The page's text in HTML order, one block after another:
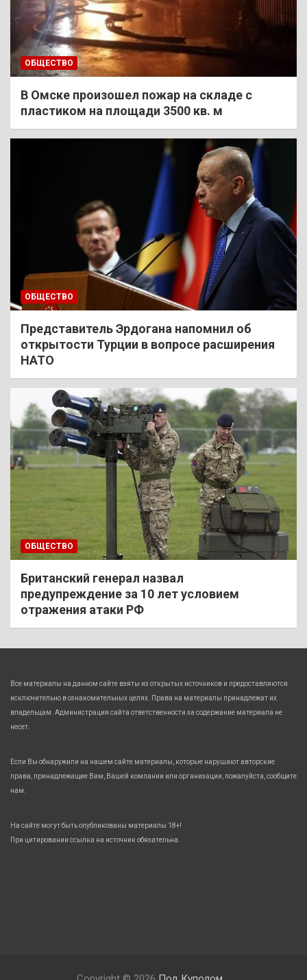
ОБЩЕСТВО
В Омске произошел пожар на складе с
пластиком на площади 3500 кв. м
ОБЩЕСТВО
Представитель Эрдогана напомнил об
открытости Турции в вопросе расширения
НАТО
ОБЩЕСТВО
Британский генерал назвал
предупреждение за 10 лет условием
отражения атаки РФ
Все материалы на данном сайте взяты из открытых источников и предоставляются
исключительно в ознакомительных целях. Права на материалы принадлежат их
владельцам. Администрация сайта ответственности за содержание материала не
несет.
Если Вы обнаружили на нашем сайте материалы, которые нарушают авторские
права, принадлежащие Вам, Вашей компании или организации, пожалуйста, сообщите
нам.
На сайте могут быть опубликованы материалы 18+!
При цитировании ссылка на источник обязательна.